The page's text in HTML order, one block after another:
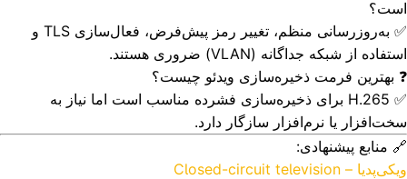
است؟
✅ به‌روزرسانی منظم، تغییر رمز پیش‌فرض، فعال‌سازی TLS و
استفاده از شبکه جداگانه (VLAN) ضروری هستند.
❓ بهترین فرمت ذخیره‌سازی ویدئو چیست؟
✅ H.265 برای ذخیره‌سازی فشرده مناسب است اما نیاز به
سخت‌افزار یا نرم‌افزار سازگار دارد.
🔗 منابع پیشنهادی:
ویکی‌پدیا – Closed-circuit television